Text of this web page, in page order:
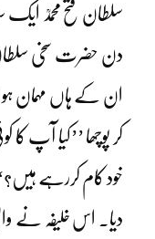
سلطان فتح محمدؒ
دن حضرت سخی سلطان
ان کے ہاں مہمان
کر پوچھا ’’کیا آپ
خود کام کررہے
دیا۔ اس خلیفہ نے